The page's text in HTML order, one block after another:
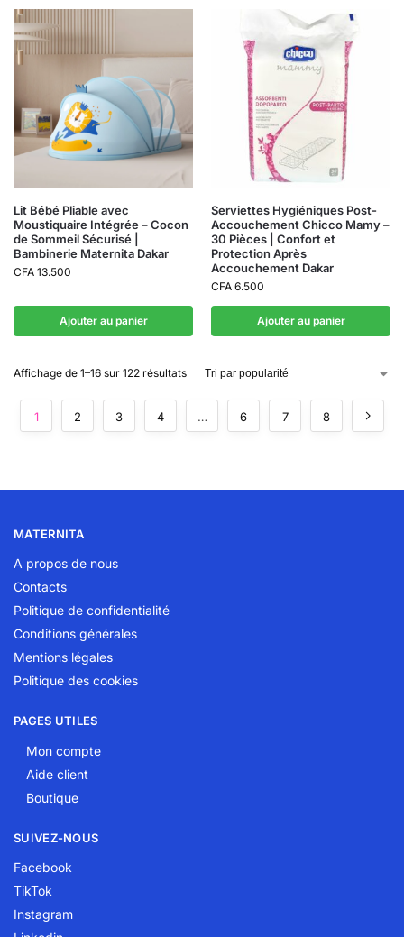
Lit Bébé Pliable avec
Moustiquaire Intégrée – Cocon
de Sommeil Sécurisé |
Bambinerie Maternita Dakar
CFA 13.500
Ajouter au panier
Serviettes Hygiéniques Post-
Accouchement Chicco Mamy –
30 Pièces | Confort et
Protection Après
Accouchement Dakar
CFA 6.500
Ajouter au panier
Affichage de 1–16 sur 122 résultats
1 2 3 4 … 6 7 8
MATERNITA
A propos de nous
Contacts
Politique de confidentialité
Conditions générales
Mentions légales
Politique des cookies
PAGES UTILES
Mon compte
Aide client
Boutique
SUIVEZ-NOUS
Facebook
TikTok
Instagram